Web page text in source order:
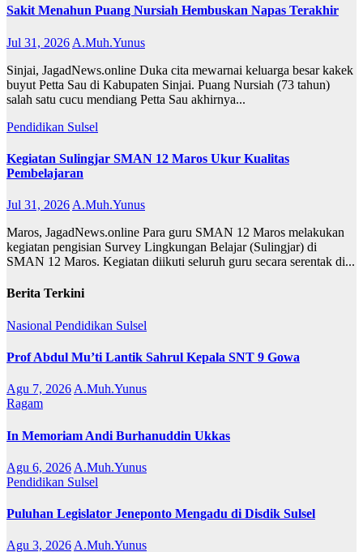
Sakit Menahun Puang Nursiah Hembuskan Napas Terakhir
Jul 31, 2026 A.Muh.Yunus
Sinjai, JagadNews.online Duka cita mewarnai keluarga besar kakek
buyut Petta Sau di Kabupaten Sinjai. Puang Nursiah (73 tahun)
salah satu cucu mendiang Petta Sau akhirnya...
Pendidikan Sulsel
Kegiatan Sulingjar SMAN 12 Maros Ukur Kualitas
Pembelajaran
Jul 31, 2026 A.Muh.Yunus
Maros, JagadNews.online Para guru SMAN 12 Maros melakukan
kegiatan pengisian Survey Lingkungan Belajar (Sulingjar) di
SMAN 12 Maros. Kegiatan diikuti seluruh guru secara serentak di...
Berita Terkini
Nasional Pendidikan Sulsel
Prof Abdul Mu’ti Lantik Sahrul Kepala SNT 9 Gowa
Agu 7, 2026 A.Muh.Yunus
Ragam
In Memoriam Andi Burhanuddin Ukkas
Agu 6, 2026 A.Muh.Yunus
Pendidikan Sulsel
Puluhan Legislator Jeneponto Mengadu di Disdik Sulsel
Agu 3, 2026 A.Muh.Yunus